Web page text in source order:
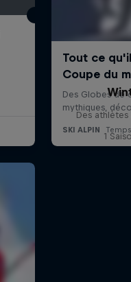
Des
1